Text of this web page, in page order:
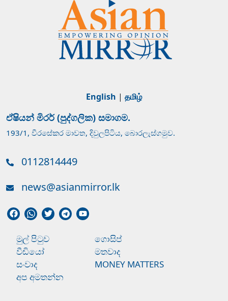
English | தமிழ்
ඒෂියන් මිරර් (පුද්ගලික) සමාගම.
193/1, වීරසේකර මාවත, දිවුලපිටිය, බොරලැස්ගමුව.
0112814449
news@asianmirror.lk
මුල් පිටුව
ගොසිප්
වීඩියෝ
මතවාද
සංවාද
MONEY MATTERS
අප අමතන්න